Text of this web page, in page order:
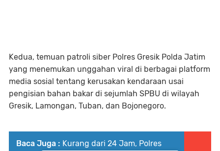
Kedua, temuan patroli siber Polres Gresik Polda Jatim
yang menemukan unggahan viral di berbagai platform
media sosial tentang kerusakan kendaraan usai
pengisian bahan bakar di sejumlah SPBU di wilayah
Gresik, Lamongan, Tuban, dan Bojonegoro.
Baca Juga : Kurang dari 24 Jam, Polres